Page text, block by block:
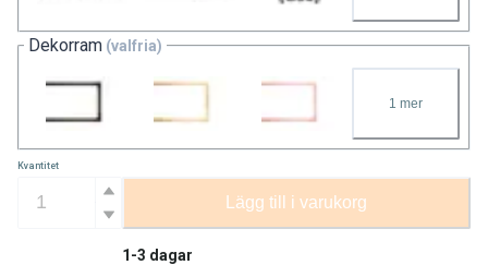
Dekorram (valfria)
1 mer
Kvantitet
Lägg till i varukorg
1-3 dagar